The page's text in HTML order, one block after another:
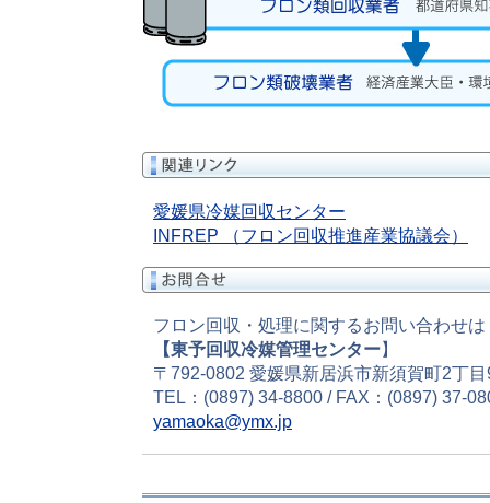
愛媛県冷媒回収センター
INFREP （フロン回収推進産業協議会）
フロン回収・処理に関するお問い合わせは
【東予回収冷媒管理センター】
〒792-0802 愛媛県新居浜市新須賀町2丁
TEL：(0897) 34-8800 / FAX：(0897) 37-
yamaoka@ymx.jp